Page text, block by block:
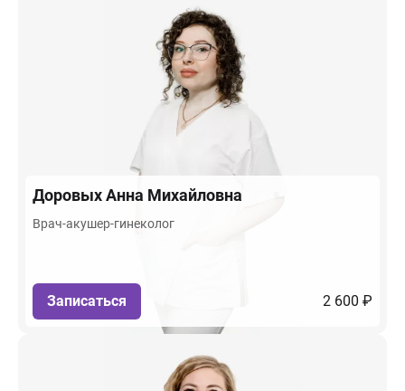
ДоровыхАнна Михайловна
Врач-акушер-гинеколог
Записаться 2 600 ₽